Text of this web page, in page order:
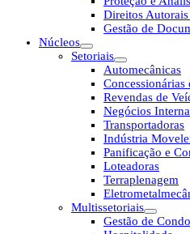
Direitos Autorais
Gestão de
Núcleos
Setoriais
Automecânicas
Concessionárias
Revendas de
Negócios
Transportadoras
Indústria
Panificação e
Loteadoras
Terraplenagem
Multissetoriais
Gestão de